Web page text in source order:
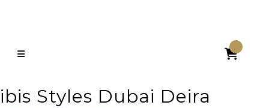

ibis Styles Dubai Deira